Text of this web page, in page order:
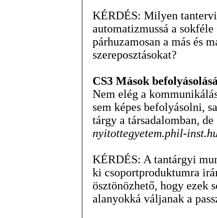
KÉRDÉS: Milyen
automatizmussá a
párhuzamosan a más és
szereposztásokat?
CS3 Mások
Nem elég a
sem képes befolyásolni,
tárgy a társadalomban, de
nyitottegyetem.phil-
KÉRDÉS: A tantárgyi
ki csoportproduktumra
ösztönözhető, hogy ezek
alanyokká váljanak a